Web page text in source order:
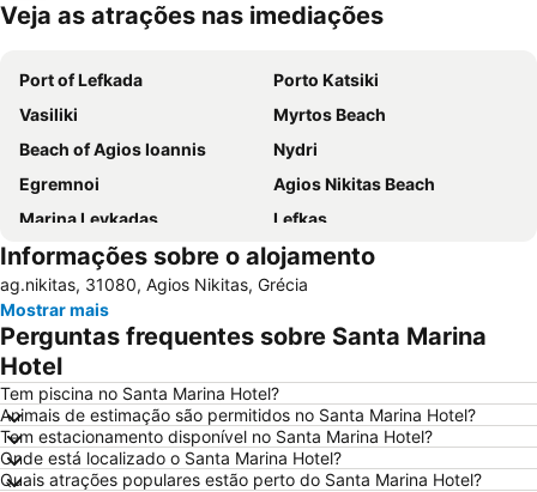
Ampliar mapa
Veja as atrações nas imediações
Port of Lefkada
Porto Katsiki
Vasiliki
Myrtos Beach
Beach of Agios Ioannis
Nydri
Egremnoi
Agios Nikitas Beach
Marina Leykadas
Lefkas
Aktion National Airport
Informações sobre o alojamento
ag.nikitas, 31080, Agios Nikitas, Grécia
Mostrar mais
Perguntas frequentes sobre Santa Marina
Hotel
Tem piscina no Santa Marina Hotel?
Animais de estimação são permitidos no Santa Marina Hotel?
Tem estacionamento disponível no Santa Marina Hotel?
Onde está localizado o Santa Marina Hotel?
Quais atrações populares estão perto do Santa Marina Hotel?